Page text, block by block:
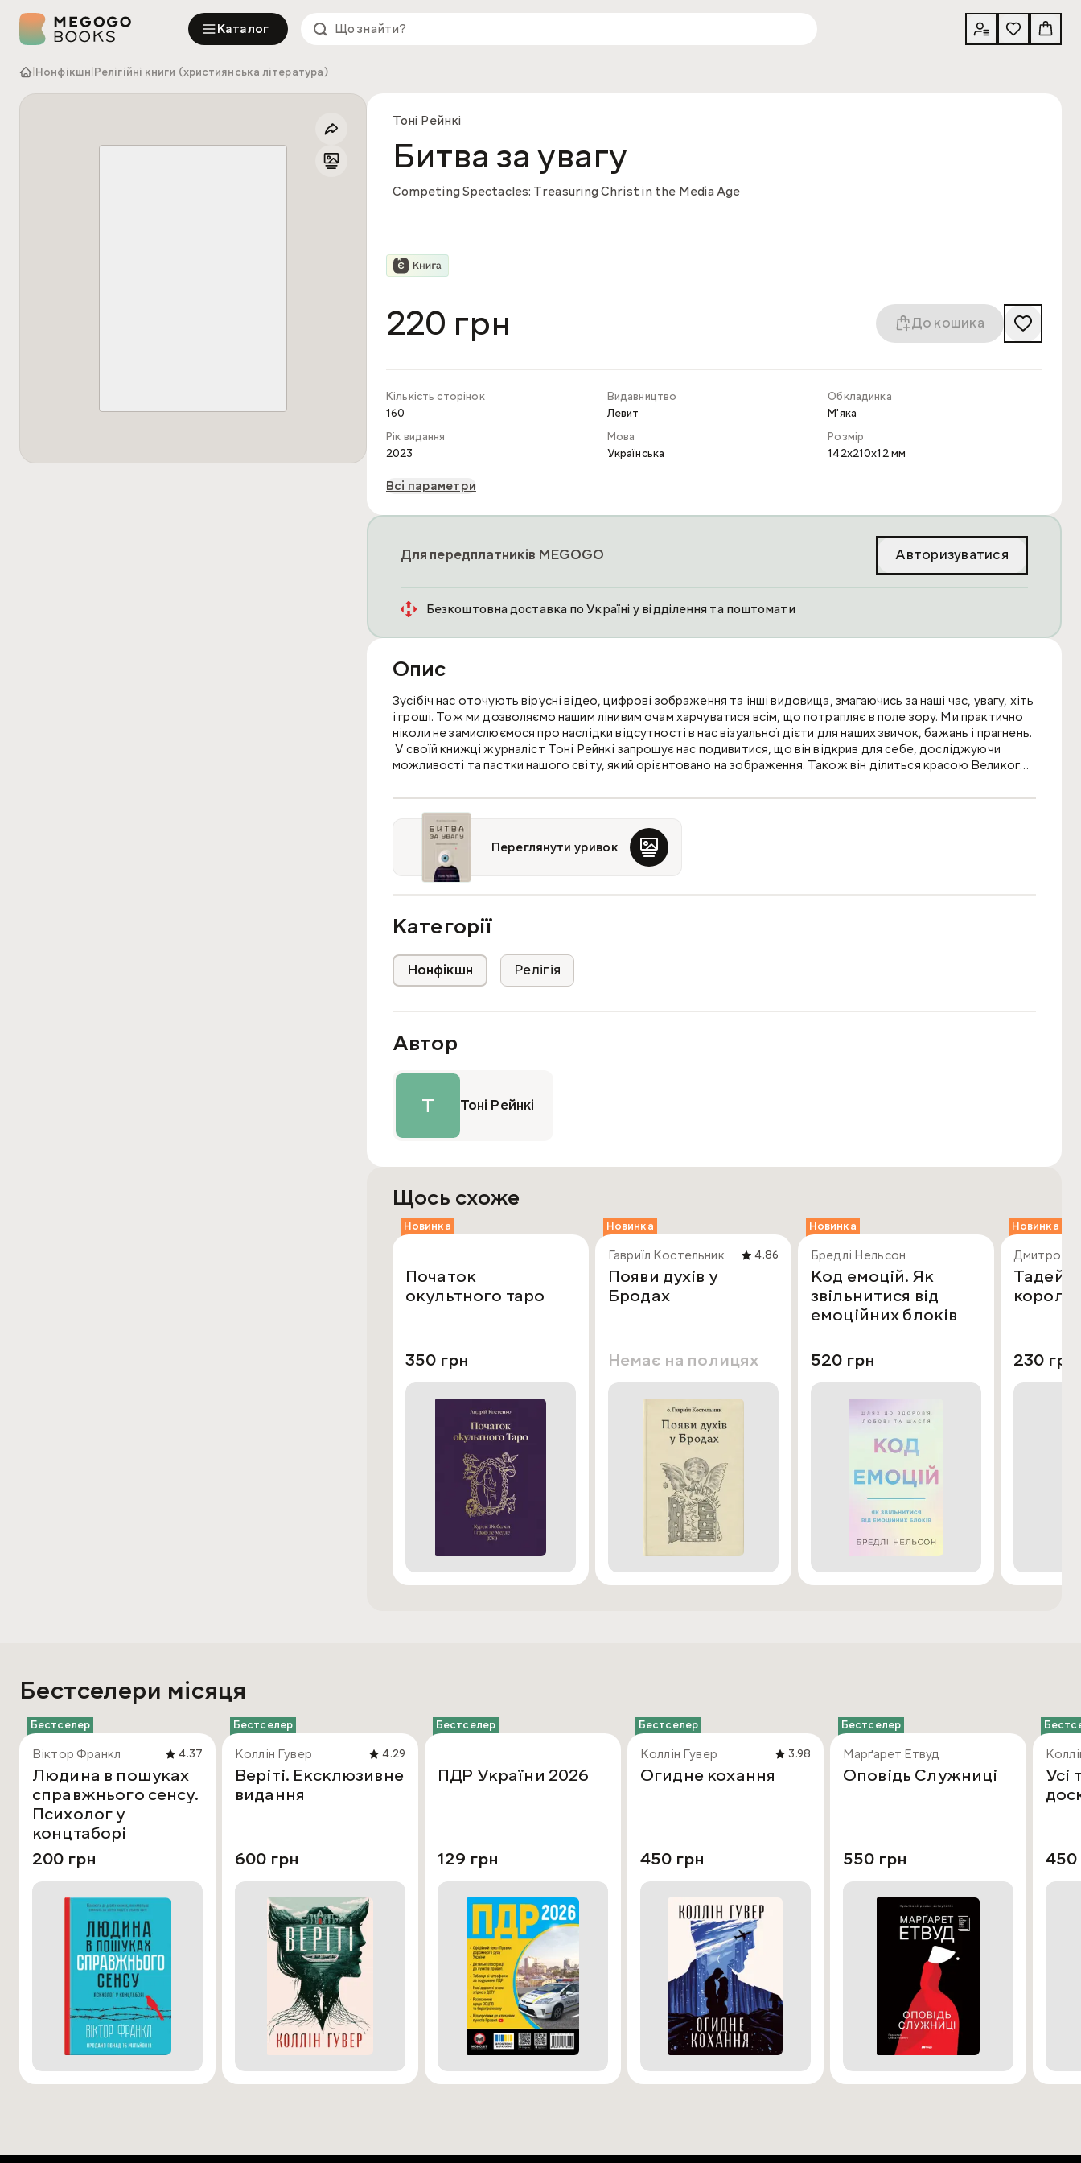
Каталог
Нонфікшн Релігійні книги (християнська література)
Тоні Рейнкі
Битва за увагу
Competing Spectacles: Treasuring Christ in the Media Age
220 грн До кошика
Кількість сторінок
160
Видавництво
Левит
Обкладинка
М'яка
Рік видання
2023
Мова
Українська
Розмір
142x210x12 мм
Всі параметри
Для передплатників MEGOGO Авторизуватися
Безкоштовна доставка по Україні у відділення та поштомати
Опис
Зусібіч нас оточують вірусні відео, цифрові зображення та інші видовища, змагаючись за наші час, увагу, хіть
і гроші. Тож ми дозволяємо нашим лінивим очам харчуватися всім, що потрапляє в поле зору. Ми практично
ніколи не замислюємося про наслідки відсутності в нас візуальної дієти для наших звичок, бажань і прагнень.
У своїй книжці журналіст Тоні Рейнкі запрошує нас подивитися, що він відкрив для себе, досліджуючи
можливості та пастки нашого світу, який орієнтовано на зображення. Також він ділиться красою Великого
видовищ.
Переглянути уривок
Категорії
Нонфікшн Релігія
Автор
Т Тоні Рейнкі
Щось схоже
Новинка
Початок
окультного таро
350 грн
Новинка
Гавриїл Костельник 4.86
Появи духів у
Бродах
Немає на полицях
Новинка
Бредлі Нельсон
Код емоцій. Як
звільнитися від
емоційних блоків
520 грн
Новинка
Дмитро
Тадей
король
230 грн
Бестселери місяця
Бестселер
Віктор Франкл 4.37
Людина в пошуках
справжнього сенсу.
Психолог у
концтаборі
200 грн
Бестселер
Коллін Гувер 4.29
Веріті. Ексклюзивне
видання
600 грн
Бестселер
ПДР України 2026
129 грн
Бестселер
Коллін Гувер 3.98
Огидне кохання
450 грн
Бестселер
Марґарет Етвуд
Оповідь Служниці
550 грн
Усі
450